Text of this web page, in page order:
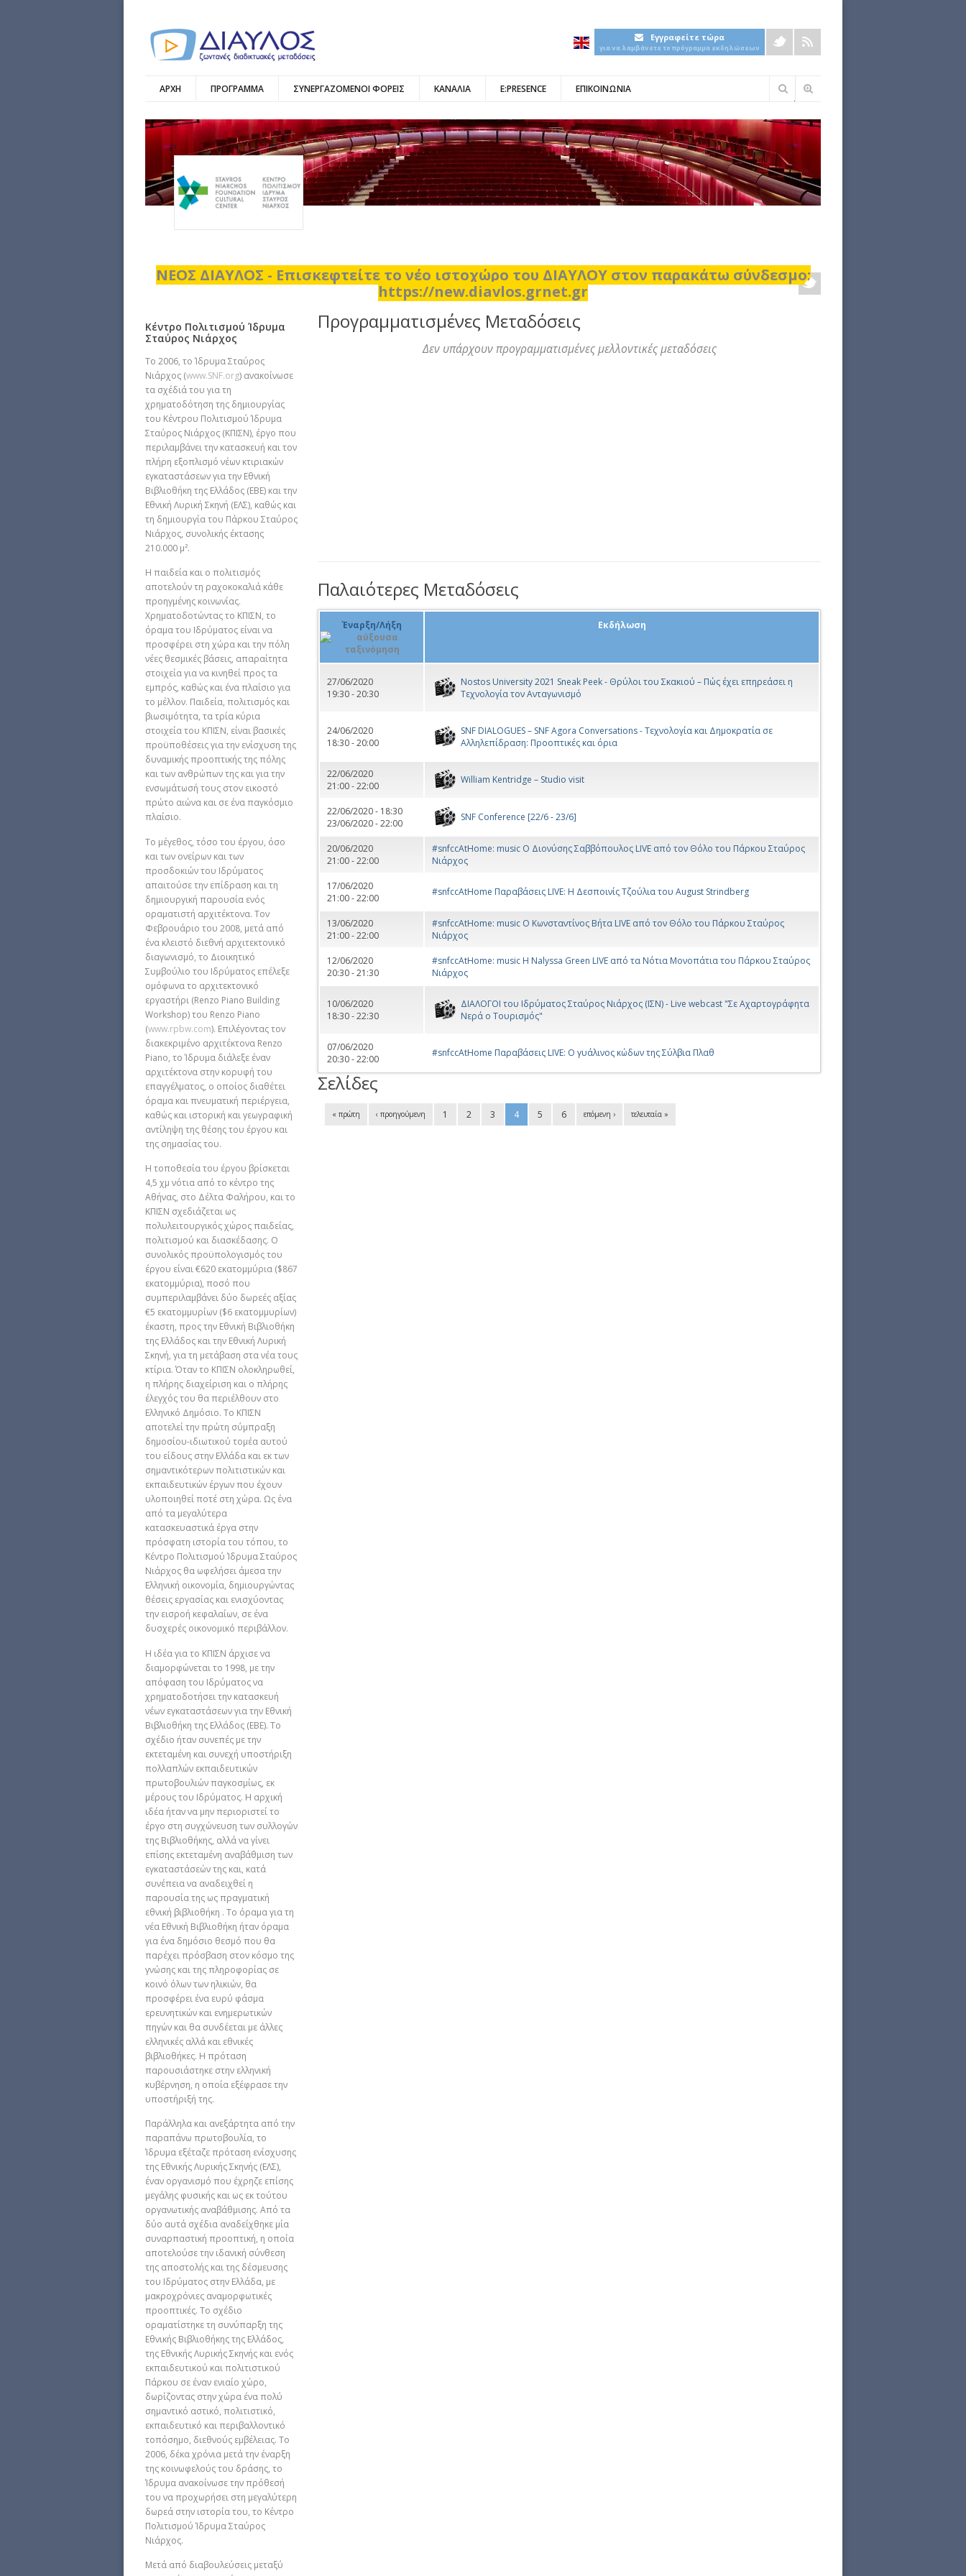
Εγγραφείτε τώρα
για να λαμβάνετε το πρόγραμμα εκδηλώσεων
ΑΡΧΗ ΠΡΟΓΡΑΜΜΑ ΣΥΝΕΡΓΑΖΟΜΕΝΟΙ ΦΟΡΕΙΣ ΚΑΝΑΛΙΑ E:PRESENCE ΕΠΙΚΟΙΝΩΝΙΑ
Φόρμα
ΝΕΟΣ ΔΙΑΥΛΟΣ - Επισκεφτείτε το νέο ιστοχώρο του ΔΙΑΥΛΟΥ στον παρακάτω σύνδεσμο:
https://new.diavlos.grnet.gr
Κέντρο Πολιτισμού Ίδρυμα
Σταύρος Νιάρχος
Το 2006, το Ίδρυμα Σταύρος
Νιάρχος (www.SNF.org) ανακοίνωσε
τα σχέδιά του για τη
χρηματοδότηση της δημιουργίας
του Κέντρου Πολιτισμού Ίδρυμα
Σταύρος Νιάρχος (ΚΠΙΣΝ), έργο που
περιλαμβάνει την κατασκευή και τον
πλήρη εξοπλισμό νέων κτιριακών
εγκαταστάσεων για την Εθνική
Βιβλιοθήκη της Ελλάδος (ΕΒΕ) και την
Εθνική Λυρική Σκηνή (ΕΛΣ), καθώς και
τη δημιουργία του Πάρκου Σταύρος
Νιάρχος, συνολικής έκτασης
210.000 μ².
Η παιδεία και ο πολιτισμός
αποτελούν τη ραχοκοκαλιά κάθε
προηγμένης κοινωνίας.
Χρηματοδοτώντας το ΚΠΙΣΝ, το
όραμα του Ιδρύματος είναι να
προσφέρει στη χώρα και την πόλη
νέες θεσμικές βάσεις, απαραίτητα
στοιχεία για να κινηθεί προς τα
εμπρός, καθώς και ένα πλαίσιο για
το μέλλον. Παιδεία, πολιτισμός και
βιωσιμότητα, τα τρία κύρια
στοιχεία του ΚΠΙΣΝ, είναι βασικές
προϋποθέσεις για την ενίσχυση της
δυναμικής προοπτικής της πόλης
και των ανθρώπων της και για την
ενσωμάτωσή τους στον εικοστό
πρώτο αιώνα και σε ένα παγκόσμιο
πλαίσιο.
Το μέγεθος, τόσο του έργου, όσο
και των ονείρων και των
προσδοκιών του Ιδρύματος
απαιτούσε την επίδραση και τη
δημιουργική παρουσία ενός
οραματιστή αρχιτέκτονα. Τον
Φεβρουάριο του 2008, μετά από
ένα κλειστό διεθνή αρχιτεκτονικό
διαγωνισμό, το Διοικητικό
Συμβούλιο του Ιδρύματος επέλεξε
ομόφωνα το αρχιτεκτονικό
εργαστήρι (Renzo Piano Building
Workshop) του Renzo Piano
(www.rpbw.com). Επιλέγοντας τον
διακεκριμένο αρχιτέκτονα Renzo
Piano, το Ίδρυμα διάλεξε έναν
αρχιτέκτονα στην κορυφή του
επαγγέλματος, ο οποίος διαθέτει
όραμα και πνευματική περιέργεια,
καθώς και ιστορική και γεωγραφική
αντίληψη της θέσης του έργου και
της σημασίας του.
Η τοποθεσία του έργου βρίσκεται
4,5 χμ νότια από το κέντρο της
Αθήνας, στο Δέλτα Φαλήρου, και το
ΚΠΙΣΝ σχεδιάζεται ως
πολυλειτουργικός χώρος παιδείας,
πολιτισμού και διασκέδασης. Ο
συνολικός προϋπολογισμός του
έργου είναι €620 εκατομμύρια ($867
εκατομμύρια), ποσό που
συμπεριλαμβάνει δύο δωρεές αξίας
€5 εκατομμυρίων ($6 εκατομμυρίων)
έκαστη, προς την Εθνική Βιβλιοθήκη
της Ελλάδος και την Εθνική Λυρική
Σκηνή, για τη μετάβαση στα νέα τους
κτίρια. Όταν το ΚΠΙΣΝ ολοκληρωθεί,
η πλήρης διαχείριση και ο πλήρης
έλεγχός του θα περιέλθουν στο
Ελληνικό Δημόσιο. Το ΚΠΙΣΝ
αποτελεί την πρώτη σύμπραξη
δημοσίου-ιδιωτικού τομέα αυτού
του είδους στην Ελλάδα και εκ των
σημαντικότερων πολιτιστικών και
εκπαιδευτικών έργων που έχουν
υλοποιηθεί ποτέ στη χώρα. Ως ένα
από τα μεγαλύτερα
κατασκευαστικά έργα στην
πρόσφατη ιστορία του τόπου, το
Κέντρο Πολιτισμού Ίδρυμα Σταύρος
Νιάρχος θα ωφελήσει άμεσα την
Ελληνική οικονομία, δημιουργώντας
θέσεις εργασίας και ενισχύοντας
την εισροή κεφαλαίων, σε ένα
δυσχερές οικονομικό περιβάλλον.
Η ιδέα για το ΚΠΙΣΝ άρχισε να
διαμορφώνεται το 1998, με την
απόφαση του Ιδρύματος να
χρηματοδοτήσει την κατασκευή
νέων εγκαταστάσεων για την Εθνική
Βιβλιοθήκη της Ελλάδος (ΕΒΕ). Το
σχέδιο ήταν συνεπές με την
εκτεταμένη και συνεχή υποστήριξη
πολλαπλών εκπαιδευτικών
πρωτοβουλιών παγκοσμίως, εκ
μέρους του Ιδρύματος. Η αρχική
ιδέα ήταν να μην περιοριστεί το
έργο στη συγχώνευση των συλλογών
της Βιβλιοθήκης, αλλά να γίνει
επίσης εκτεταμένη αναβάθμιση των
εγκαταστάσεών της και, κατά
συνέπεια να αναδειχθεί η
παρουσία της ως πραγματική
εθνική βιβλιοθήκη . Το όραμα για τη
νέα Εθνική Βιβλιοθήκη ήταν όραμα
για ένα δημόσιο θεσμό που θα
παρέχει πρόσβαση στον κόσμο της
γνώσης και της πληροφορίας σε
κοινό όλων των ηλικιών, θα
προσφέρει ένα ευρύ φάσμα
ερευνητικών και ενημερωτικών
πηγών και θα συνδέεται με άλλες
ελληνικές αλλά και εθνικές
βιβλιοθήκες. Η πρόταση
παρουσιάστηκε στην ελληνική
κυβέρνηση, η οποία εξέφρασε την
υποστήριξή της.
Παράλληλα και ανεξάρτητα από την
παραπάνω πρωτοβουλία, το
Ίδρυμα εξέταζε πρόταση ενίσχυσης
της Εθνικής Λυρικής Σκηνής (ΕΛΣ),
έναν οργανισμό που έχρηζε επίσης
μεγάλης φυσικής και ως εκ τούτου
οργανωτικής αναβάθμισης. Από τα
δύο αυτά σχέδια αναδείχθηκε μία
συναρπαστική προοπτική, η οποία
αποτελούσε την ιδανική σύνθεση
της αποστολής και της δέσμευσης
του Ιδρύματος στην Ελλάδα, με
μακροχρόνιες αναμορφωτικές
προοπτικές. Το σχέδιο
οραματίστηκε τη συνύπαρξη της
Εθνικής Βιβλιοθήκης της Ελλάδος,
της Εθνικής Λυρικής Σκηνής και ενός
εκπαιδευτικού και πολιτιστικού
Πάρκου σε έναν ενιαίο χώρο,
δωρίζοντας στην χώρα ένα πολύ
σημαντικό αστικό, πολιτιστικό,
εκπαιδευτικό και περιβαλλοντικό
τοπόσημο, διεθνούς εμβέλειας. Το
2006, δέκα χρόνια μετά την έναρξη
της κοινωφελούς του δράσης, το
Ίδρυμα ανακοίνωσε την πρόθεσή
του να προχωρήσει στη μεγαλύτερη
δωρεά στην ιστορία του, το Κέντρο
Πολιτισμού Ίδρυμα Σταύρος
Νιάρχος.
Μετά από διαβουλεύσεις μεταξύ
Προγραμματισμένες Μεταδόσεις
Δεν υπάρχουν προγραμματισμένες μελλοντικές μεταδόσεις
Παλαιότερες Μεταδόσεις
Έναρξη/Λήξη Εκδήλωση
27/06/2020
19:30 - 20:30
Nostos University 2021 Sneak Peek - Θρύλοι του Σκακιού – Πώς έχει επηρεάσει η
Τεχνολογία τον Ανταγωνισμό
24/06/2020
18:30 - 20:00
SNF DIALOGUES – SNF Agora Conversations - Τεχνολογία και Δημοκρατία σε
Αλληλεπίδραση: Προοπτικές και όρια
22/06/2020
21:00 - 22:00
William Kentridge – Studio visit
22/06/2020 - 18:30
23/06/2020 - 22:00
SNF Conference [22/6 - 23/6]
20/06/2020
21:00 - 22:00
#snfccAtHome: music Ο Διονύσης Σαββόπουλος LIVE από τον Θόλο του Πάρκου Σταύρος
Νιάρχος
17/06/2020
21:00 - 22:00
#snfccAtHome Παραβάσεις LIVE: Η Δεσποινίς Τζούλια του August Strindberg
13/06/2020
21:00 - 22:00
#snfccAtHome: music Ο Κωνσταντίνος Βήτα LIVE από τον Θόλο του Πάρκου Σταύρος
Νιάρχος
12/06/2020
20:30 - 21:30
#snfccAtHome: music Η Nalyssa Green LIVE από τα Νότια Μονοπάτια του Πάρκου Σταύρος
Νιάρχος
10/06/2020
18:30 - 22:30
ΔΙΑΛΟΓΟΙ του Ιδρύματος Σταύρος Νιάρχος (ΙΣΝ) - Live webcast "Σε Αχαρτογράφητα
Νερά ο Τουρισμός"
07/06/2020
20:30 - 22:00
#snfccAtHome Παραβάσεις LIVE: Ο γυάλινος κώδων της Σύλβια Πλαθ
Σελίδες
« πρώτη ‹ προηγούμενη 1 2 3 4 5 6 επόμενη › τελευταία »